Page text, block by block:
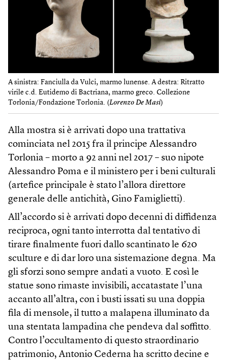
A sinistra: Fanciulla da Vulci, marmo lunense. A destra: Ritratto
virile c.d. Eutidemo di Bactriana, marmo greco. Collezione
Torlonia/Fondazione Torlonia. (Lorenzo De Masi)
Alla mostra si è arrivati dopo una trattativa
cominciata nel 2015 fra il principe Alessandro
Torlonia – morto a 92 anni nel 2017 – suo nipote
Alessandro Poma e il ministero per i beni culturali
(artefice principale è stato l’allora direttore
generale delle antichità, Gino Famiglietti).
All’accordo si è arrivati dopo decenni di diffidenza
reciproca, ogni tanto interrotta dal tentativo di
tirare finalmente fuori dallo scantinato le 620
sculture e di dar loro una sistemazione degna. Ma
gli sforzi sono sempre andati a vuoto. E così le
statue sono rimaste invisibili, accatastate l’una
accanto all’altra, con i busti issati su una doppia
fila di mensole, il tutto a malapena illuminato da
una stentata lampadina che pendeva dal soffitto.
Contro l’occultamento di questo straordinario
patrimonio, Antonio Cederna ha scritto decine e